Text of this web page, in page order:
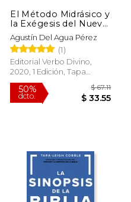
Rápido
El Método Midrásico y
la Exégesis del Nuevo
Testamento
(Asociación Bíblica
Española)
Agustín Del Agua Pérez
(1)
Editorial Verbo Divino,
2020, 1 Edición, Tapa
Blanda, Nuevo